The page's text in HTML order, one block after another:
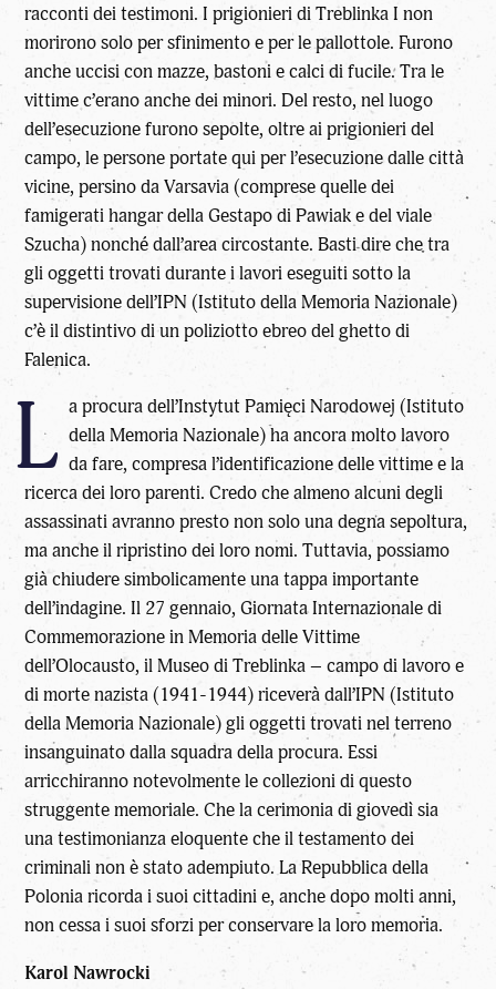
racconti dei testimoni. I prigionieri di Treblinka I non
morirono solo per sfinimento e per le pallottole. Furono
anche uccisi con mazze, bastoni e calci di fucile. Tra le
vittime c’erano anche dei minori. Del resto, nel luogo
dell’esecuzione furono sepolte, oltre ai prigionieri del
campo, le persone portate qui per l’esecuzione dalle città
vicine, persino da Varsavia (comprese quelle dei
famigerati hangar della Gestapo di Pawiak e del viale
Szucha) nonché dall’area circostante. Basti dire che tra
gli oggetti trovati durante i lavori eseguiti sotto la
supervisione dell’IPN (Istituto della Memoria Nazionale)
c’è il distintivo di un poliziotto ebreo del ghetto di
Falenica.
L a procura dell’Instytut Pamięci Narodowej (Istituto
della Memoria Nazionale) ha ancora molto lavoro
da fare, compresa l’identificazione delle vittime e la
ricerca dei loro parenti. Credo che almeno alcuni degli
assassinati avranno presto non solo una degna sepoltura,
ma anche il ripristino dei loro nomi. Tuttavia, possiamo
già chiudere simbolicamente una tappa importante
dell’indagine. Il 27 gennaio, Giornata Internazionale di
Commemorazione in Memoria delle Vittime
dell’Olocausto, il Museo di Treblinka – campo di lavoro e
di morte nazista (1941-1944) riceverà dall’IPN (Istituto
della Memoria Nazionale) gli oggetti trovati nel terreno
insanguinato dalla squadra della procura. Essi
arricchiranno notevolmente le collezioni di questo
struggente memoriale. Che la cerimonia di giovedì sia
una testimonianza eloquente che il testamento dei
criminali non è stato adempiuto. La Repubblica della
Polonia ricorda i suoi cittadini e, anche dopo molti anni,
non cessa i suoi sforzi per conservare la loro memoria.
Karol Nawrocki